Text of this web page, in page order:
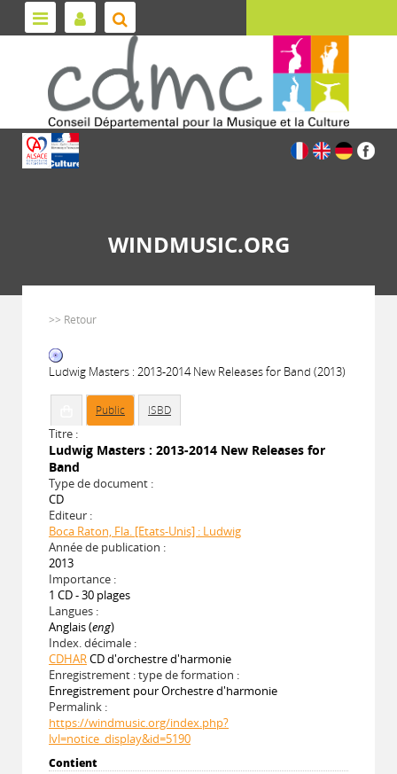
WINDMUSIC.ORG
>> Retour
Ludwig Masters : 2013-2014 New Releases for Band (2013)
Public ISBD
Titre :
Ludwig Masters : 2013-2014 New Releases for
Band
Type de document :
CD
Editeur :
Boca Raton, Fla. [Etats-Unis] : Ludwig
Année de publication :
2013
Importance :
1 CD - 30 plages
Langues :
Anglais (eng)
Index. décimale :
CDHARCD d'orchestre d'harmonie
Enregistrement : type de formation :
Enregistrement pour Orchestre d'harmonie
Permalink :
https://windmusic.org/index.php?
lvl=notice_display&id=5190
Contient